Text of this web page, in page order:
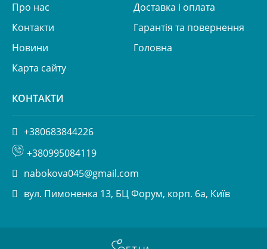
Про нас
Доставка і оплата
Контакти
Гарантія та повернення
Новини
Головна
Карта сайту
КОНТАКТИ
+380683844226
+380995084119
nabokova045@gmail.com
вул. Пимоненка 13, БЦ Форум, корп. 6а, Київ